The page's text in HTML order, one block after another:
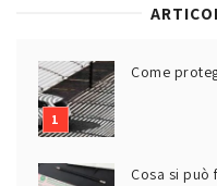
Come
Cosa si